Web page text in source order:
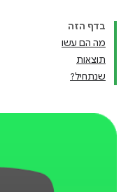
בדף הזה
מה הם עשו
תוצאות
שנתחיל?